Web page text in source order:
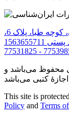
تهران - خیابان طالقانی، خیابان بهار شمالی، کوچه طبا، پلاک 6،
77531825 -
محفوظ می‌باشد و
کتبی می‌باشد
This site is
Policy and Terms